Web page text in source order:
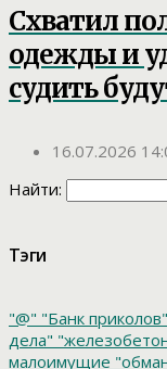
Схватил
одежды и
судить
16.07.2026
Найти:
Тэги
"@" "Банк приколов"
дела"
малоимущие